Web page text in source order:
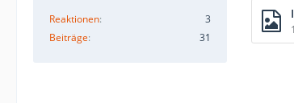
Reaktionen
3
Beiträge
31